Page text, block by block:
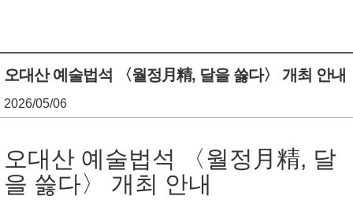
조
기
오대산 예술법석 〈월정月精, 달을 쓿다〉 개최 안내
2026/05/06
오대산 예술법석 〈월정月精, 달
을 쓿다〉 개최 안내